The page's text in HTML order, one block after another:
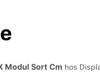
Modul Sort Cm hos